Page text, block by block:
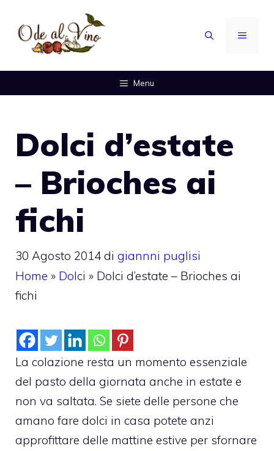
contenuto
MENU
Menu
Dolci d’estate
– Brioches ai
fichi
30 Agosto 2014 di giannni puglisi
Home » Dolci » Dolci d’estate – Brioches ai
fichi
La colazione resta un momento essenziale
del pasto della giornata anche in estate e
non va saltata. Se siete delle persone che
amano fare dolci in casa potete anzi
approfittare delle mattine estive per sfornare